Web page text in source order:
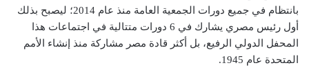
بانتظام في جميع دورات الجمعية العامة منذ عام 2014؛ ليصبح بذلك
أول رئيس مصري يشارك في 6 دورات متتالية في اجتماعات هذا
المحفل الدولي الرفيع، بل أكثر قادة مصر مشاركة منذ إنشاء الأمم
المتحدة عام 1945.